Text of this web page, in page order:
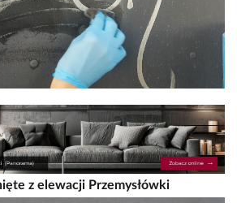
z elewacji Przemysłówki